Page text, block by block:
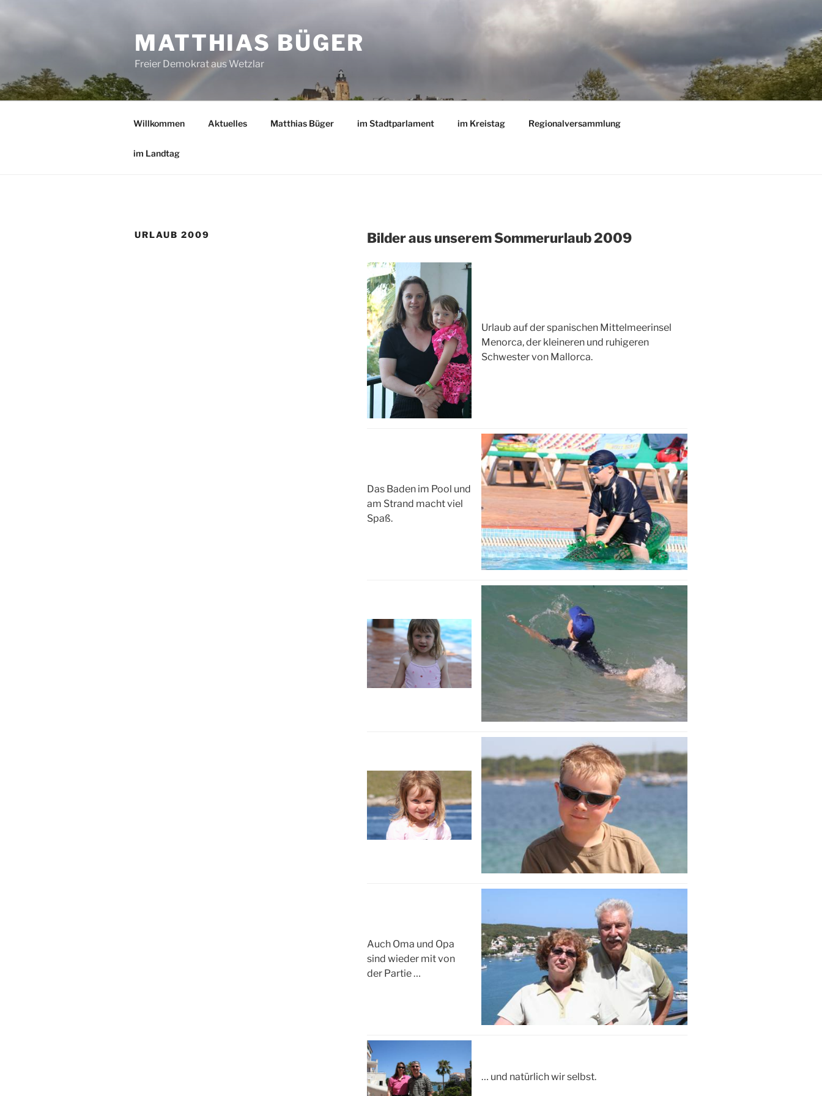
MATTHIAS BÜGER
Freier Demokrat aus Wetzlar
Willkommen Aktuelles Matthias Büger im Stadtparlament im Kreistag Regionalversammlung
im Landtag
URLAUB 2009 Bilder aus unserem Sommerurlaub 2009
Urlaub auf der spanischen Mittelmeerinsel
Menorca, der kleineren und ruhigeren
Schwester von Mallorca.
Das Baden im Pool und
am Strand macht viel
Spaß.
Auch Oma und Opa
sind wieder mit von
der Partie …
… und natürlich wir selbst.